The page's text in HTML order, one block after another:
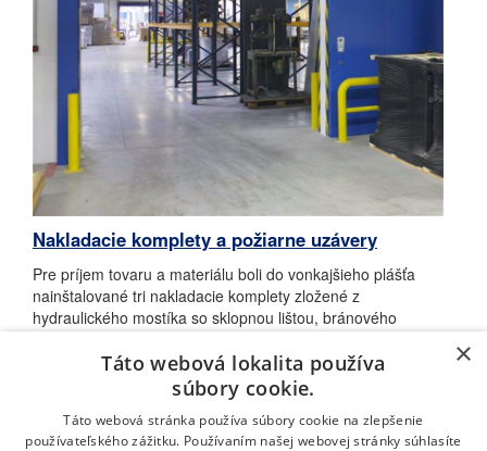
Nakladacie komplety a požiarne uzávery
Pre príjem tovaru a materiálu boli do vonkajšieho plášťa
nainštalované tri nakladacie komplety zložené z
hydraulického mostíka so sklopnou lištou, bránového
tesnenia VTKS01 a sekčných vrát VM01. Pre minimalizáciu
škôd spôsobených zlým nájazdom kamiónu boli inštalované
nájazdové vedenia v pozinkovanej variante. Požiarny úsek je
oddelený protipožiarnymi vrátami posuvnými v nástreku
modrého odtieňa.
×
Táto webová lokalita používa
súbory cookie.
Táto webová stránka používa súbory cookie na zlepšenie
používateľského zážitku. Používaním našej webovej stránky súhlasíte